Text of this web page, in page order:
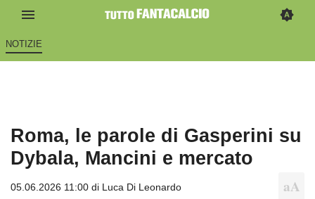
NOTIZIE
Roma, le parole di Gasperini su
Dybala, Mancini e mercato
05.06.2026 11:00 di Luca Di Leonardo